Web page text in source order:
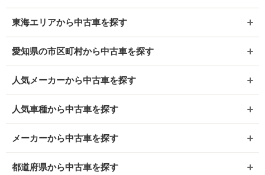
東海エリアから中古車を探す
愛知県の市区町村から中古車を探す
人気メーカーから中古車を探す
人気車種から中古車を探す
メーカーから中古車を探す
都道府県から中古車を探す